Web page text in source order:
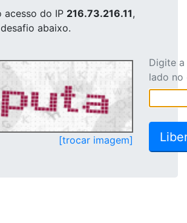
acesso do IP 216.73.216.11,
abaixo.
[trocar imagem]
Digite
lado no